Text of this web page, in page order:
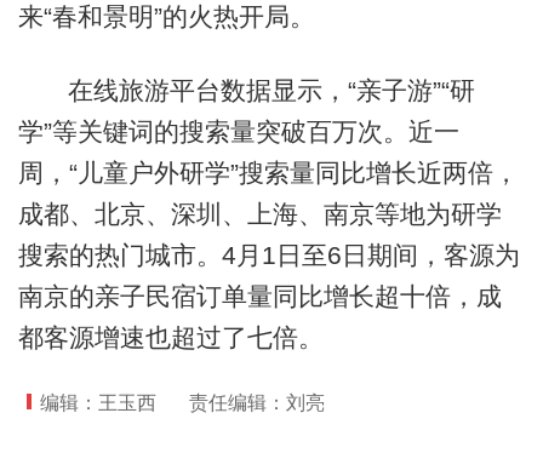
来“春和景明”的火热开局。
在线旅游平台数据显示，“亲子游”“研
学”等关键词的搜索量突破百万次。近一
周，“儿童户外研学”搜索量同比增长近两倍，
成都、北京、深圳、上海、南京等地为研学
搜索的热门城市。4月1日至6日期间，客源为
南京的亲子民宿订单量同比增长超十倍，成
都客源增速也超过了七倍。
编辑：王玉西 责任编辑：刘亮